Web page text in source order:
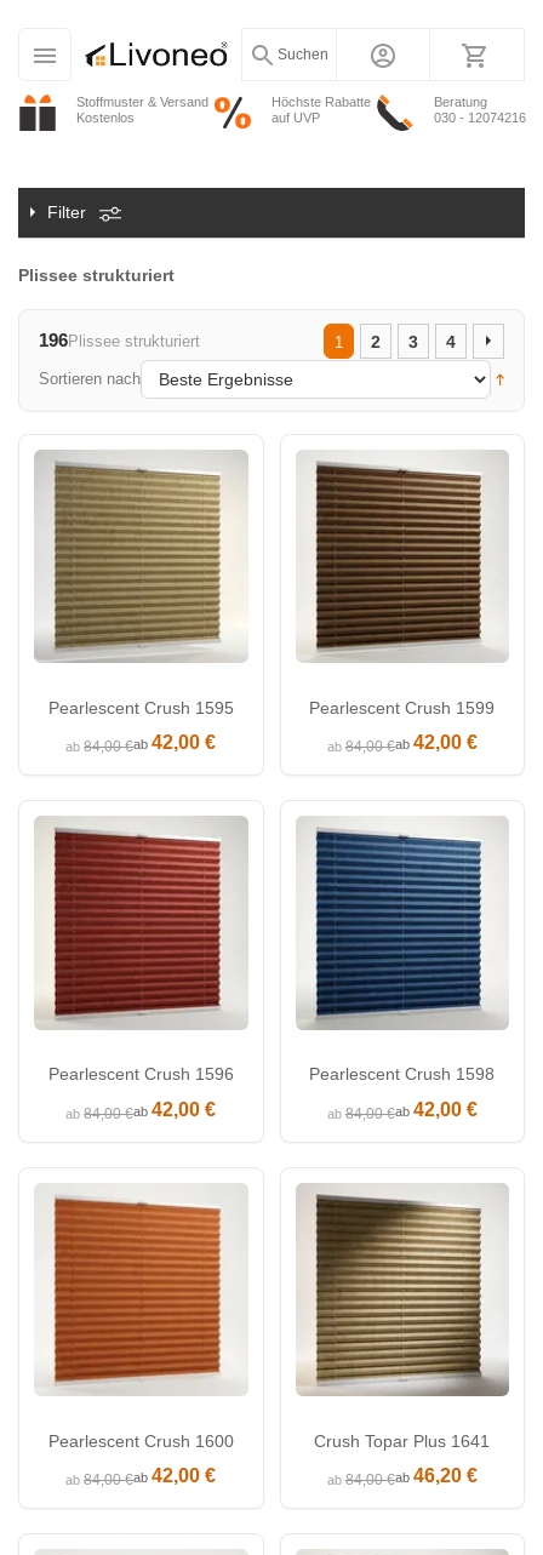
Stoffmuster & Versand
Kostenlos
Höchste Rabatte
auf UVP
Beratung
030 - 12074216
Suchen
Filter
Plissee strukturiert
196Plissee strukturiert
Sortieren nach
1 2 3 4
Pearlescent Crush 1595
ab84,00 €ab42,00 €
Pearlescent Crush 1599
ab84,00 €ab 42,00 €
Pearlescent Crush 1596
ab84,00 €ab42,00 €
Pearlescent Crush 1598
ab84,00 €ab 42,00 €
Pearlescent Crush 1600
ab84,00 €ab42,00 €
Crush Topar Plus 1641
ab84,00 €ab 46,20 €